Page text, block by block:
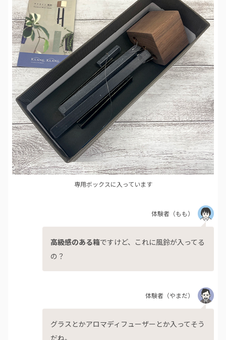
専用ボックスに入っています
体験者 （もも）
高級感のある箱ですけど、これに風鈴が入ってる
の？
体験者 （やまだ）
グラスとかアロマディフューザーとか入ってそう
だね。